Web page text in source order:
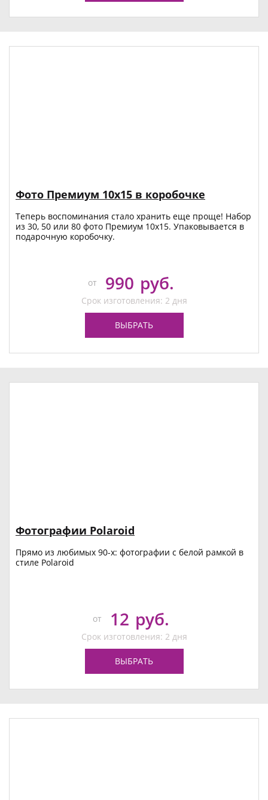
Фото Премиум 10х15 в коробочке
Теперь воспоминания стало хранить еще проще! Набор
из 30, 50 или 80 фото Премиум 10x15. Упаковывается в
подарочную коробочку.
от 990 руб.
Срок изготовления: 2 дня
ВЫБРАТЬ
Фотографии Polaroid
Прямо из любимых 90-х: фотографии с белой рамкой в
стиле Polaroid
от 12 руб.
Срок изготовления: 2 дня
ВЫБРАТЬ